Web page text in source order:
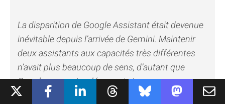
La disparition de Google Assistant était devenue
inévitable depuis l’arrivée de Gemini. Maintenir
deux assistants aux capacités très différentes
n’avait plus beaucoup de sens, d’autant que
Google concentre désormais tous ses
investissements sur l’intelligence artificielle.